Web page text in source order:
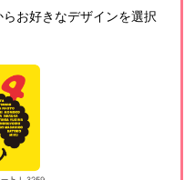
らお好きなデザインを選択